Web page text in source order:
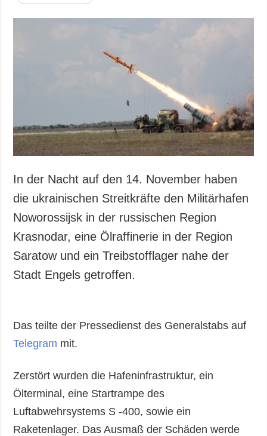
In der Nacht auf den 14. November haben
die ukrainischen Streitkräfte den Militärhafen
Noworossijsk in der russischen Region
Krasnodar, eine Ölraffinerie in der Region
Saratow und ein Treibstofflager nahe der
Stadt Engels getroffen.
Das teilte der Pressedienst des Generalstabs auf
Telegram mit.
Zerstört wurden die Hafeninfrastruktur, ein
Ölterminal, eine Startrampe des
Luftabwehrsystems S -400, sowie ein
Raketenlager. Das Ausmaß der Schäden werde